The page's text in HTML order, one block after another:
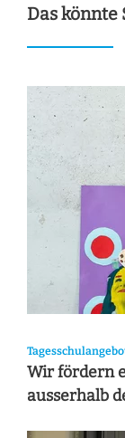
Das
Wir fördern
ausserhalb